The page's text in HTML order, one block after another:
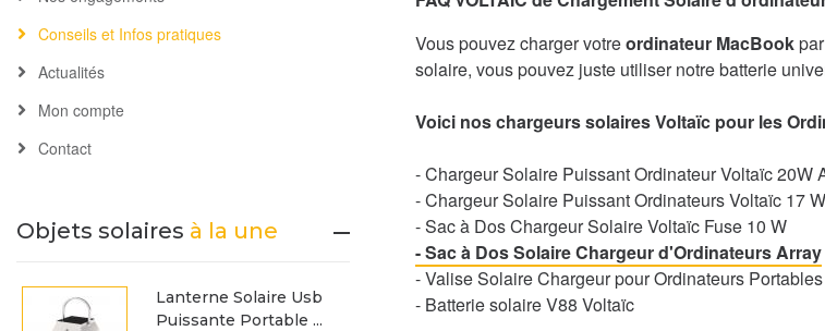
Vous pouvez charger votreordinateur MacBook
solaire, vous pouvez juste utiliser notre batterie
Voici nos chargeurs solaires Voltaïc pour les
- Chargeur Solaire Puissant Ordinateur Voltaïc 20W
- Chargeur Solaire Puissant Ordinateurs Voltaïc 17 W
- Sac à Dos Chargeur Solaire Voltaïc Fuse 10 W
- Sac à Dos Solaire Chargeur d'Ordinateurs Array
- Valise Solaire Chargeur pour Ordinateurs
- Batterie solaire V88 Voltaïc
Conseils et Infos pratiques
Actualités
Mon compte
Contact
Objets solaires à la une
Lanterne Solaire Usb
Puissante Portable ...